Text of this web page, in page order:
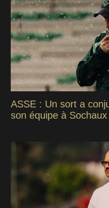
ASSE : Un sort a
son équipe à Sochaux